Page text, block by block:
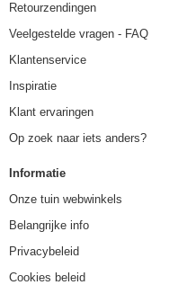
Retourzendingen
Veelgestelde vragen - FAQ
Klantenservice
Inspiratie
Klant ervaringen
Op zoek naar iets anders?
Informatie
Onze tuin webwinkels
Belangrijke info
Privacybeleid
Cookies beleid